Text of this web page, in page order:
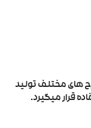
های مختلف تولید
قرار میگیرد.